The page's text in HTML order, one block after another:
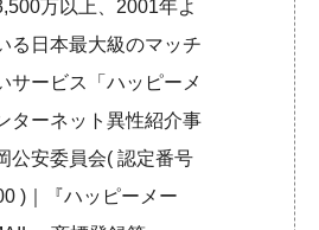
万以上、2001年よ
る日本最大級のマッチ
サービス「ハッピーメ
ターネット異性紹介事
公安委員会( 認定番号
)｜『ハッピーメー